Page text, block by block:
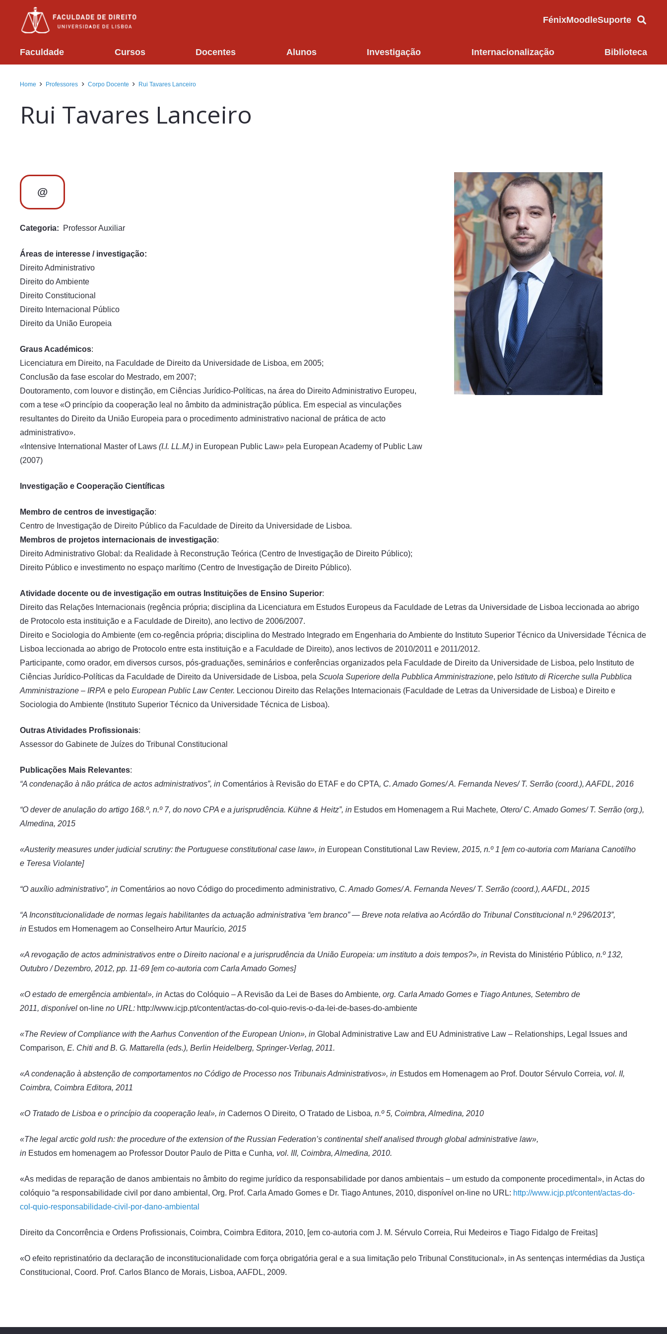
FénixMoodleSuporte
Faculdade Cursos Docentes Alunos Investigação Internacionalização Biblioteca
Home Professores Corpo Docente Rui Tavares Lanceiro
Rui Tavares Lanceiro
@
Categoria: Professor Auxiliar
Áreas de interesse / investigação:
Direito Administrativo
Direito do Ambiente
Direito Constitucional
Direito Internacional Público
Direito da União Europeia
Graus Académicos:
Licenciatura em Direito, na Faculdade de Direito da Universidade de Lisboa, em 2005;
Conclusão da fase escolar do Mestrado, em 2007;
Doutoramento, com louvor e distinção, em Ciências Jurídico-Políticas, na área do Direito Administrativo Europeu,
com a tese «O princípio da cooperação leal no âmbito da administração pública. Em especial as vinculações
resultantes do Direito da União Europeia para o procedimento administrativo nacional de prática de acto
administrativo».
« Intensive International Master of Laws (I.I. LL.M.) in European Public Law» pela European Academy of Public Law
(2007)
Investigação e Cooperação Científicas
Membro de centros de investigação:
Centro de Investigação de Direito Público da Faculdade de Direito da Universidade de Lisboa.
Membros de projetos internacionais de investigação:
Direito Administrativo Global: da Realidade à Reconstrução Teórica (Centro de Investigação de Direito Público);
Direito Público e investimento no espaço marítimo (Centro de Investigação de Direito Público).
Atividade docente ou de investigação em outras Instituições de Ensino Superior:
Direito das Relações Internacionais (regência própria; disciplina da Licenciatura em Estudos Europeus da Faculdade de Letras da Universidade de Lisboa leccionada ao abrigo
de Protocolo esta instituição e a Faculdade de Direito), ano lectivo de 2006/2007.
Direito e Sociologia do Ambiente (em co-regência própria; disciplina do Mestrado Integrado em Engenharia do Ambiente do Instituto Superior Técnico da Universidade Técnica de
Lisboa leccionada ao abrigo de Protocolo entre esta instituição e a Faculdade de Direito), anos lectivos de 2010/2011 e 2011/2012.
Participante, como orador, em diversos cursos, pós-graduações, seminários e conferências organizados pela Faculdade de Direito da Universidade de Lisboa, pelo Instituto de
Ciências Jurídico-Políticas da Faculdade de Direito da Universidade de Lisboa, pela Scuola Superiore della Pubblica Amministrazione, pelo Istituto di Ricerche sulla Pubblica
Amministrazione – IRPA e pelo European Public Law Center. Leccionou Direito das Relações Internacionais (Faculdade de Letras da Universidade de Lisboa) e Direito e
Sociologia do Ambiente (Instituto Superior Técnico da Universidade Técnica de Lisboa).
Outras Atividades Profissionais:
Assessor do Gabinete de Juízes do Tribunal Constitucional
Publicações Mais Relevantes:
“A condenação à não prática de actos administrativos”, in Comentários à Revisão do ETAF e do CPTA, C. Amado Gomes/ A. Fernanda Neves/ T. Serrão (coord.), AAFDL, 2016
“O dever de anulação do artigo 168.º, n.º 7, do novo CPA e a jurisprudência. Kühne & Heitz”, in Estudos em Homenagem a Rui Machete, Otero/ C. Amado Gomes/ T. Serrão (org.),
Almedina, 2015
«Austerity measures under judicial scrutiny: the Portuguese constitutional case law», in European Constitutional Law Review, 2015, n.º 1 [em co-autoria com Mariana Canotilho
e Teresa Violante]
“O auxílio administrativo”, in Comentários ao novo Código do procedimento administrativo, C. Amado Gomes/ A. Fernanda Neves/ T. Serrão (coord.), AAFDL, 2015
“A Inconstitucionalidade de normas legais habilitantes da actuação administrativa “em branco” — Breve nota relativa ao Acórdão do Tribunal Constitucional n.º 296/2013”,
in Estudos em Homenagem ao Conselheiro Artur Maurício, 2015
«A revogação de actos administrativos entre o Direito nacional e a jurisprudência da União Europeia: um instituto a dois tempos?», in Revista do Ministério Público, n.º 132,
Outubro / Dezembro, 2012, pp. 11-69 [em co-autoria com Carla Amado Gomes]
«O estado de emergência ambiental», in Actas do Colóquio – A Revisão da Lei de Bases do Ambiente, org. Carla Amado Gomes e Tiago Antunes, Setembro de
2011, disponível on-line no URL: http://www.icjp.pt/content/actas-do-col-quio-revis-o-da-lei-de-bases-do-ambiente
«The Review of Compliance with the Aarhus Convention of the European Union», in Global Administrative Law and EU Administrative Law – Relationships, Legal Issues and
Comparison, E. Chiti and B. G. Mattarella (eds.), Berlin Heidelberg, Springer-Verlag, 2011.
«A condenação à abstenção de comportamentos no Código de Processo nos Tribunais Administrativos», in Estudos em Homenagem ao Prof. Doutor Sérvulo Correia, vol. II,
Coimbra, Coimbra Editora, 2011
«O Tratado de Lisboa e o princípio da cooperação leal», in Cadernos O Direito, O Tratado de Lisboa, n.º 5, Coimbra, Almedina, 2010
«The legal arctic gold rush: the procedure of the extension of the Russian Federation’s continental shelf analised through global administrative law»,
in Estudos em homenagem ao Professor Doutor Paulo de Pitta e Cunha, vol. III, Coimbra, Almedina, 2010.
«As medidas de reparação de danos ambientais no âmbito do regime jurídico da responsabilidade por danos ambientais – um estudo da componente procedimental», in Actas do
colóquio “a responsabilidade civil por dano ambiental, Org. Prof. Carla Amado Gomes e Dr. Tiago Antunes, 2010, disponível on-line no URL: http://www.icjp.pt/content/actas-do-
col-quio-responsabilidade-civil-por-dano-ambiental
Direito da Concorrência e Ordens Profissionais, Coimbra, Coimbra Editora, 2010, [em co-autoria com J. M. Sérvulo Correia, Rui Medeiros e Tiago Fidalgo de Freitas]
«O efeito repristinatório da declaração de inconstitucionalidade com força obrigatória geral e a sua limitação pelo Tribunal Constitucional», in As sentenças intermédias da Justiça
Constitucional, Coord. Prof. Carlos Blanco de Morais, Lisboa, AAFDL, 2009.